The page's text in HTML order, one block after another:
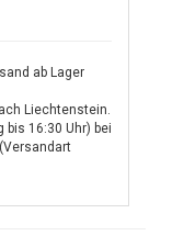
ab Lager
Liechtenstein.
bis 16:30 Uhr) bei